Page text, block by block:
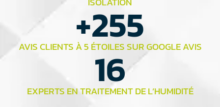
AVIS CLIENTS À 5 ÉTOILES SUR GOOGLE AVIS
+255
EXPERTS EN TRAITEMENT DE L’HUMIDITÉ
16